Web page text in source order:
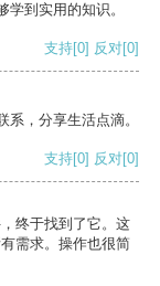
到实用的知识。
支持[0] 反对[0]
，分享生活点滴。
支持[0] 反对[0]
终于找到了它。这
需求。操作也很简